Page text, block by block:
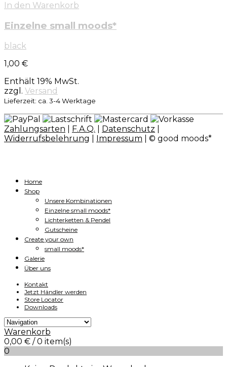
In den Warenkorb
Einzelne small moods*
black
1,00 €
Enthält 19% MwSt.
zzgl. Versand
Lieferzeit: ca. 3-4 Werktage
Zahlungsarten F.A.Q. Datenschutz
Widerrufsbelehrung
Impressum | © good moods*
Home
Shop
Unsere Kombinationen
Einzelne small moods*
Lichterketten & Pendel
Gutscheine
Create your own
small moods*
Galerie
Über uns
Kontakt
Jetzt Händler werden
Store Locator
Downloads
Warenkorb
0,00 € / 0 item(s)
0